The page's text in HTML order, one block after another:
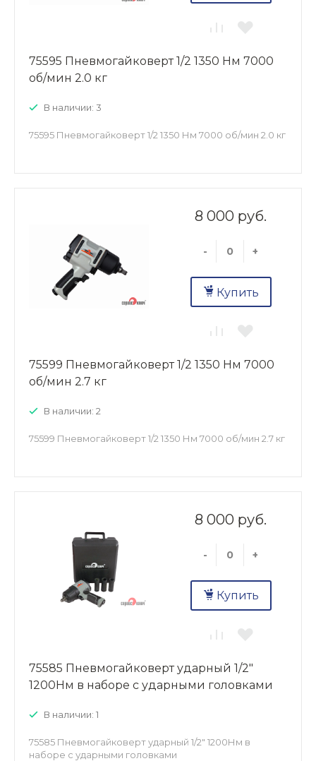
75595 Пневмогайковерт 1/2 1350 Нм 7000
об/мин 2.0 кг
В наличии: 3
75595 Пневмогайковерт 1/2 1350 Нм 7000 об/мин 2.0 кг
8 000 руб.
- +
Купить
75599 Пневмогайковерт 1/2 1350 Нм 7000
об/мин 2.7 кг
В наличии: 2
75599 Пневмогайковерт 1/2 1350 Нм 7000 об/мин 2.7 кг
8 000 руб.
- +
Купить
75585 Пневмогайковерт ударный 1/2"
1200Нм в наборе с ударными головками
В наличии: 1
75585 Пневмогайковерт ударный 1/2" 1200Нм в
наборе с ударными головками